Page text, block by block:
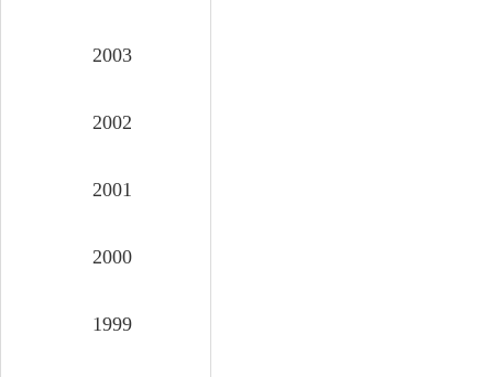
2003
2002
2001
2000
1999